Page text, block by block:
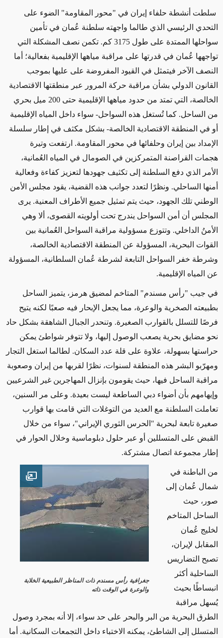
سلطت أنشطة حلفاء إيران في "محور المقاومة" الضوء على
التحدي الرئيسي الذي طالما واجهته سلطنة عُمان في تأمين
سواحلها الممتدة على طول 3175 كم. تكمن نصف المشكلة التي
تواجهها عُمان في قدرتها على مراقبة مياهها الإقليمية بفعالية؛ أما
النصف الآخر فيتمثل في القيود المفروضة على عليها بموجب
القانون الدولي بشأن مراقبة حركة المرور عبر منطقتها الاقتصادية
الخالصة، التي تمتد من حدود مياهها الإقليمية حتى 200 ميل بحري
من الساحل. كما تُستغل هذه السواحل- سواء داخل المياه الإقليمية
أو في المنطقة الاقتصادية الخالصة- بشكل مكثف في إطار سلسلة
الإمداد بين إيران وحلفائها في محور المقاومة. ارتفعت وتيرة
هجمات القراصنة المتمركزين في الصومال في المياه العُمانية،
الأمر الذي دفع السلطنة إلى تكثيف جهودها لتعزيز كفاءة وفعالية
أمنها الساحلي. ونظرًا لتعدد جوانب هذه القضية، يقود مجلس الأمن
الوطني تلك الجهود، حيث يتم تمثيل جميع الأطراف المعنية. يرى
المجلس أن أمن السواحل يندرج تحت أولويته القصوى، ألا وهي
الأمنُ الداخلي. وتتوزع مسؤولية مراقبة السواحل العُمانية بين
القوات البحرية، المسؤولة عن المنطقة الاقتصادية الخالصة،
وشرطة خفر السواحل التابعة لشرطة عُمان السلطانية، المسؤولة
عن المياه الإقليمية.
في جيب "رأس مسندم" المتاخم لمضيق هرمز، يتميز الساحل
بطبيعته الصخرية والوعرة، مما يجعل الإبحار فيه صعبًا لكنه يتيح
فرصًا للتسلل بالقوارب الصغيرة. وتنحدر الجبال الشاهقة بشكل حاد
نحو مضايق بحرية يصعب الوصول إليها، ولا تتوفر شواطئ يمكن
حراستها بسهولة، علاوة على قلة عدد السكان. لطالما استغل التجار
ومهرّبو البشر هذه المنطقة لسنوات، نظرًا لقربها من إيران وصعوبة
مراقبة الساحل فيها، حيث يقومون بإنزال المهاجرين غير الشرعيين
وإيهامهم بأن أضواء دبي الساطعة ليست بعيدة. وعلى مر السنين،
تعاملت السلطنة مع العديد من التوغلات التي قامت بها قوارب
صغيرة تابعة لبحرية "الحرس الثوري الإيراني"، سواء من خلال
القبض على المتسللين أو عبر حلول دبلوماسية وخلال الحوار في
إطار مجموعة اتصال مشتركة.
image
جغرافية رأس مسندم ذات المناظر الطبيعية الخلابة
والوعرة في الوقت ذاته
من الباطنة في
شمال عُمان إلى
صور، حيث
الساحل المتاخم
لخليج عُمان
المقابل لإيران،
تصبح التضاريس
الساحلية أكثر
انبساطًا بحيث
يُسهل مراقبة
الطرق البحرية من البر والبحر على حد سواء، إلا أنه بمجرد وصول
المتسلل إلى الشاطئ، يمكنه الاختباء داخل التجمعات السكانية. أما